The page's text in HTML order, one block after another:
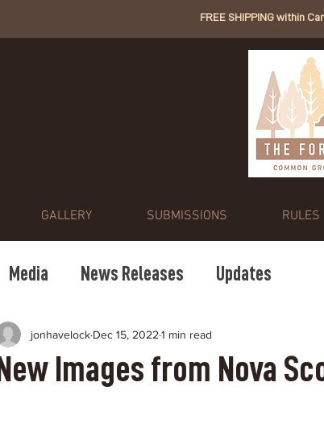
FREE SHIPPING within
GALLERY SUBMISSIONS RULES
Media News Releases Updates
New Images from Nova
jonhavelock Dec 15, 2022 1 min read